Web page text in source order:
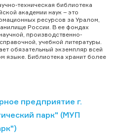
техническая библиотека
академии наук – это
ресурсов за Уралом,
России. В ее фондах
производственно-
учебной литературы.
обязательный экземпляр всей
языке. Библиотека хранит более
предприятие г.
парк" (МУП